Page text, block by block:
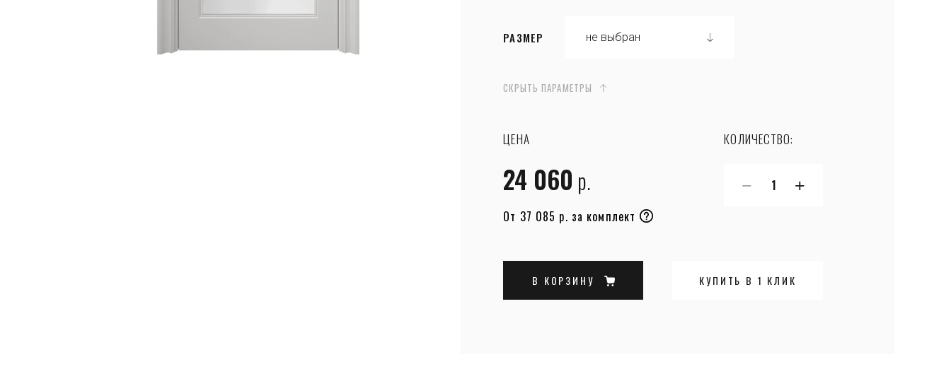
РАЗМЕР
СКРЫТЬ ПАРАМЕТРЫ
ЦЕНА
24 060 р.
От 37 085 р. за комплект
КОЛИЧЕСТВО:
− +
В КОРЗИНУ КУПИТЬ В 1 КЛИК